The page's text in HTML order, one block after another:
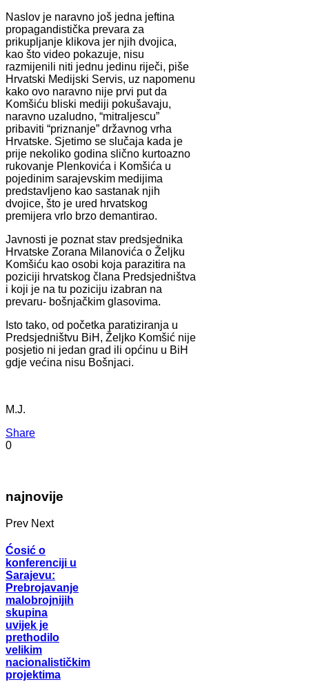
Naslov je naravno još jedna jeftina
propagandistička prevara za
prikupljanje klikova jer njih dvojica,
kao što video pokazuje, nisu
razmijenili niti jednu jedinu riječi, piše
Hrvatski Medijski Servis, uz napomenu
kako ovo naravno nije prvi put da
Komšiću bliski mediji pokušavaju,
naravno uzaludno, “mitraljescu”
pribaviti “priznanje” državnog vrha
Hrvatske. Sjetimo se slučaja kada je
prije nekoliko godina slično kurtoazno
rukovanje Plenkovića i Komšića u
pojedinim sarajevskim medijima
predstavljeno kao sastanak njih
dvojice, što je ured hrvatskog
premijera vrlo brzo demantirao.
Javnosti je poznat stav predsjednika
Hrvatske Zorana Milanovića o Željku
Komšiću kao osobi koja parazitira na
poziciji hrvatskog člana Predsjedništva
i koji je na tu poziciju izabran na
prevaru- bošnjačkim glasovima.
Isto tako, od početka paratiziranja u
Predsjedništvu BiH, Željko Komšić nije
posjetio ni jedan grad ili općinu u BiH
gdje većina nisu Bošnjaci.
M.J.
Share
0
najnovije
Prev Next
Ćosić o
konferenciji u
Sarajevu:
Prebrojavanje
malobrojnijih
skupina
uvijek je
prethodilo
velikim
nacionalističkim
projektima